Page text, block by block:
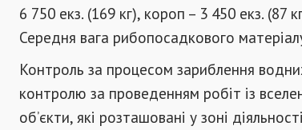
6 750 екз. (169 кг), короп – 3 450 екз. (87
Середня вага рибопосадкового
Контроль за процесом зариблення
контролю за проведенням робіт із
об’єкти, які розташовані у зоні